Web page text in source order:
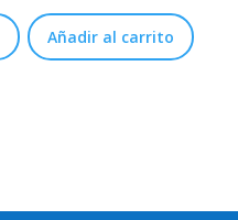
Añadir al carrito